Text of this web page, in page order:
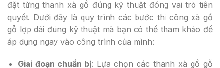
đặt từng thanh xà gồ đúng kỹ thuật đóng vai trò tiên
quyết. Dưới đây là quy trình các bước thi công xà gồ
gỗ lợp dái đúng kỹ thuật mà bạn có thể tham khảo để
áp dụng ngay vào công trình của mình:
Giai đoạn chuẩn bị: Lựa chọn các thanh xà gồ gỗ